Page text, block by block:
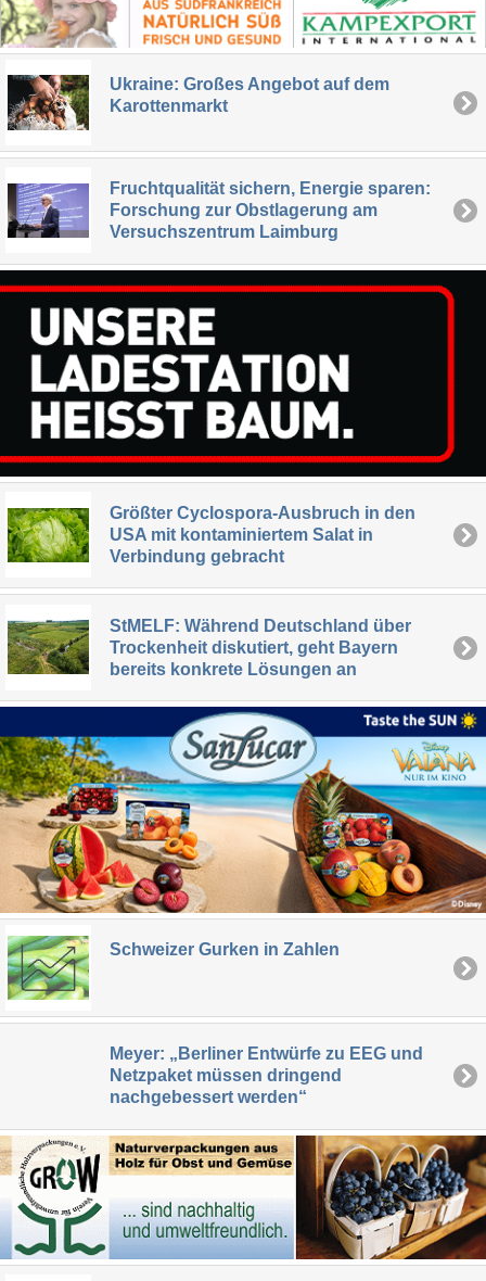
Ukraine: Großes Angebot auf dem
Karottenmarkt
Fruchtqualität sichern, Energie sparen:
Forschung zur Obstlagerung am
Versuchszentrum Laimburg
Größter Cyclospora-Ausbruch in den
USA mit kontaminiertem Salat in
Verbindung gebracht
StMELF: Während Deutschland über
Trockenheit diskutiert, geht Bayern
bereits konkrete Lösungen an
Schweizer Gurken in Zahlen
Meyer: „Berliner Entwürfe zu EEG und
Netzpaket müssen dringend
nachgebessert werden“